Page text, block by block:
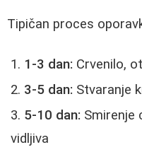
Tipičan proces
1-3 dan: Crvenilo,
3-5 dan: Stvaranje
5-10 dan: Smirenje
vidljiva